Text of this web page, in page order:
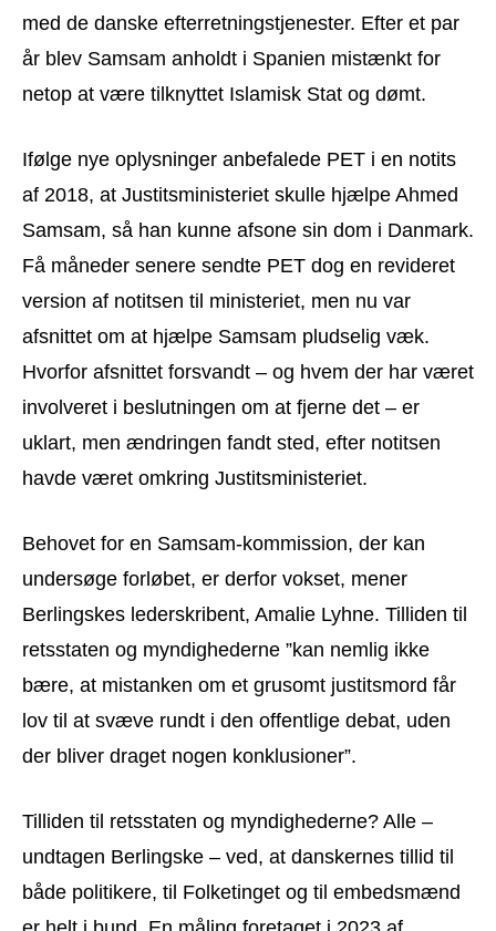
med de danske efterretningstjenester. Efter et par
år blev Samsam anholdt i Spanien mistænkt for
netop at være tilknyttet Islamisk Stat og dømt.
Ifølge nye oplysninger anbefalede PET i en notits
af 2018, at Justitsministeriet skulle hjælpe Ahmed
Samsam, så han kunne afsone sin dom i Danmark.
Få måneder senere sendte PET dog en revideret
version af notitsen til ministeriet, men nu var
afsnittet om at hjælpe Samsam pludselig væk.
Hvorfor afsnittet forsvandt – og hvem der har været
involveret i beslutningen om at fjerne det – er
uklart, men ændringen fandt sted, efter notitsen
havde været omkring Justitsministeriet.
Behovet for en Samsam-kommission, der kan
undersøge forløbet, er derfor vokset, mener
Berlingskes lederskribent, Amalie Lyhne. Tilliden til
retsstaten og myndighederne ”kan nemlig ikke
bære, at mistanken om et grusomt justitsmord får
lov til at svæve rundt i den offentlige debat, uden
der bliver draget nogen konklusioner”.
Tilliden til retsstaten og myndighederne? Alle –
undtagen Berlingske – ved, at danskernes tillid til
både politikere, til Folketinget og til embedsmænd